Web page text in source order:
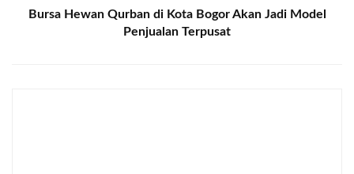
Bursa Hewan Qurban di Kota Bogor Akan Jadi Model
Penjualan Terpusat